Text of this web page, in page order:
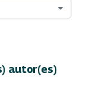
autor(es)